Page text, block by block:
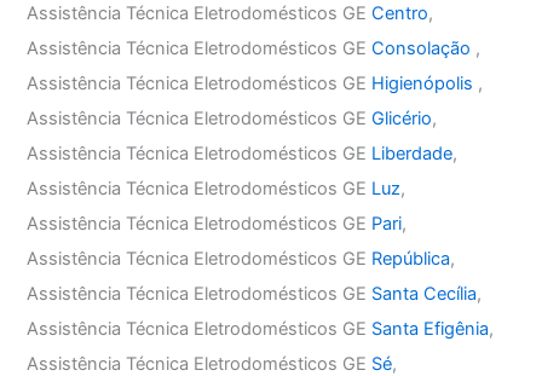
Assistência Técnica Eletrodomésticos GECentro,
Assistência Técnica Eletrodomésticos GEConsolação ,
Assistência Técnica Eletrodomésticos GE Higienópolis ,
Assistência Técnica Eletrodomésticos GEGlicério,
Assistência Técnica Eletrodomésticos GE Liberdade,
Assistência Técnica Eletrodomésticos GE Luz,
Assistência Técnica Eletrodomésticos GE Pari,
Assistência Técnica Eletrodomésticos GE República,
Assistência Técnica Eletrodomésticos GE Santa Cecília,
Assistência Técnica Eletrodomésticos GE Santa Efigênia,
Assistência Técnica Eletrodomésticos GE Sé,